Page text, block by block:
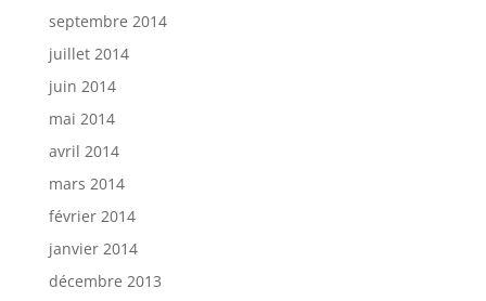
septembre 2014
juillet 2014
juin 2014
mai 2014
avril 2014
mars 2014
février 2014
janvier 2014
décembre 2013